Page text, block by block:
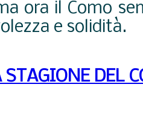
ora il Como
e solidità.
STAGIONE DEL